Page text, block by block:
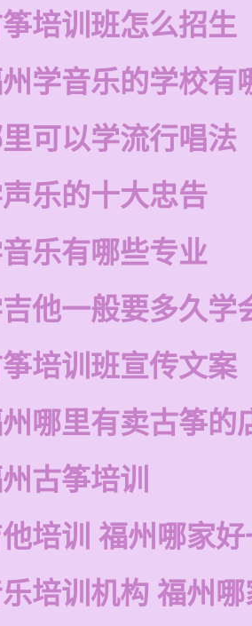
培训班怎么招生
学音乐的学校有
可以学流行唱法
乐的十大忠告
乐有哪些专业
他一般要多久学
培训班宣传文案
哪里有卖古筝的
古筝培训
培训 福州哪家
培训机构 福州